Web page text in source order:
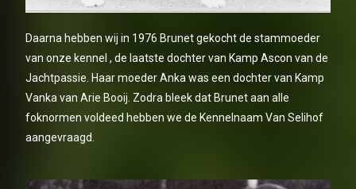
Daarna hebben wij in 1976 Brunet gekocht de stammoeder
van onze kennel , de laatste dochter van Kamp Ascon van de
Jachtpassie. Haar moeder Anka was een dochter van Kamp
Vanka van Arie Booij. Zodra bleek dat Brunet aan alle
foknormen voldeed hebben we de Kennelnaam Van Selihof
aangevraagd.